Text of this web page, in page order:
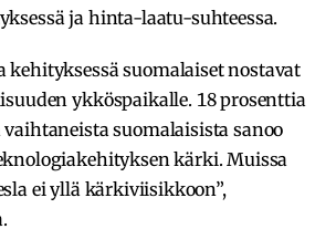
ja hinta-laatu-suhteessa.
kehityksessä suomalaiset nostavat
ykköspaikalle. 18 prosenttia
suomalaisista sanoo
kärki. Muissa
ei yllä kärkiviisikkoon”,